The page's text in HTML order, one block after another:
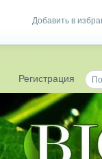
Добавить в
Регистрация